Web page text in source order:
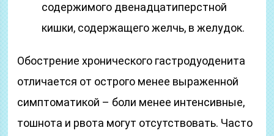
содержимого двенадцатиперстной
кишки, содержащего желчь, в желудок.
Обострение хронического гастродуоденита
отличается от острого менее выраженной
симптоматикой – боли менее интенсивные,
тошнота и рвота могут отсутствовать. Часто